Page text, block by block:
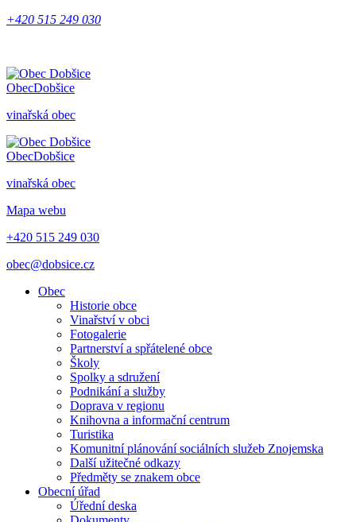
+420 515 249 030
ObecDobšice
vinařská obec
ObecDobšice
vinařská obec
Mapa webu
+420 515 249 030
obec@dobsice.cz
Obec
Historie obce
Vinařství v obci
Fotogalerie
Partnerství a spřátelené obce
Školy
Spolky a sdružení
Podnikání a služby
Doprava v regionu
Knihovna a informační centrum
Turistika
Komunitní plánování sociálních služeb Znojemska
Další užitečné odkazy
Předměty se znakem obce
Obecní úřad
Úřední deska